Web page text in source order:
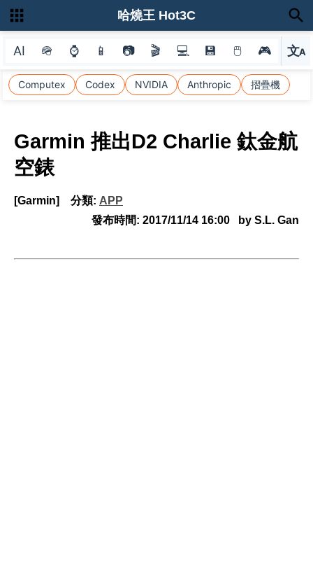
AI 🪖 ⌚ 📱 📷 🎬 💻 💾 🖱 🎮 文A
選
Computex Codex NVIDIA Anthropic 摺疊機
哈燒王 Hot3C
Garmin 推出D2 Charlie 鈦金航
空錶
[Garmin] 分類: APP
發布時間: 2017/11/14 16:00 by S.L. Gan